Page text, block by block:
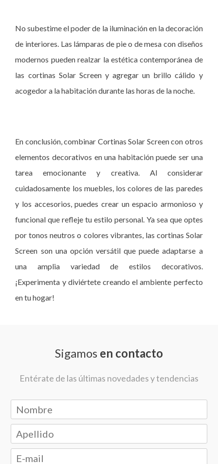
No subestime el poder de la iluminación en la decoración
de interiores. Las lámparas de pie o de mesa con diseños
modernos pueden realzar la estética contemporánea de
las cortinas Solar Screen y agregar un brillo cálido y
acogedor a la habitación durante las horas de la noche.
En conclusión, combinar Cortinas Solar Screen con otros
elementos decorativos en una habitación puede ser una
tarea emocionante y creativa. Al considerar
cuidadosamente los muebles, los colores de las paredes
y los accesorios, puedes crear un espacio armonioso y
funcional que refleje tu estilo personal. Ya sea que optes
por tonos neutros o colores vibrantes, las cortinas Solar
Screen son una opción versátil que puede adaptarse a
una amplia variedad de estilos decorativos.
¡Experimenta y diviértete creando el ambiente perfecto
en tu hogar!
Sigamos en contacto
Entérate de las últimas novedades y tendencias